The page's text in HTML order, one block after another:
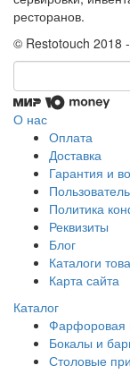
ресторанов.
© Restotouch 2018
О нас
Оплата
Доставка
Гарантия и
Политика
Реквизиты
Блог
Каталоги
Карта сайта
Каталог
Фарфоровая
Бокалы и
Столовые